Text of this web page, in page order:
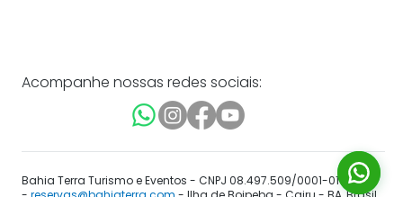
Acompanhe nossas redes sociais:
Bahia Terra Turismo e Eventos - CNPJ 08.497.509/0001-01